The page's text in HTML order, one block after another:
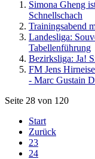
Simona Gheng
Schnellschach
Trainingsabend
Landesliga:
Tabellenführung
Bezirksliga: Ja!
FM Jens
- Marc Gustain
Seite 28 von 120
Start
Zurück
23
24